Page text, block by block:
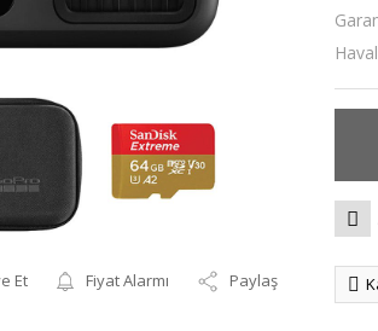
Et Fiyat Alarmı Paylaş